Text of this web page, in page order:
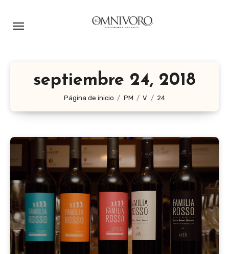
septiembre 24, 2018
Página de inicio PM V 24